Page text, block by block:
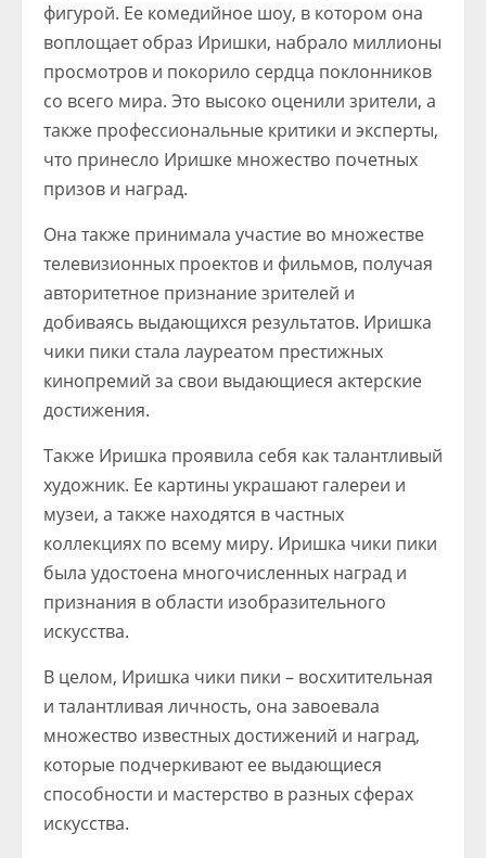
фигурой. Ее комедийное шоу, в котором она
воплощает образ Иришки, набрало миллионы
просмотров и покорило сердца поклонников
со всего мира. Это высоко оценили зрители, а
также профессиональные критики и эксперты,
что принесло Иришке множество почетных
призов и наград.
Она также принимала участие во множестве
телевизионных проектов и фильмов, получая
авторитетное признание зрителей и
добиваясь выдающихся результатов. Иришка
чики пики стала лауреатом престижных
кинопремий за свои выдающиеся актерские
достижения.
Также Иришка проявила себя как талантливый
художник. Ее картины украшают галереи и
музеи, а также находятся в частных
коллекциях по всему миру. Иришка чики пики
была удостоена многочисленных наград и
признания в области изобразительного
искусства.
В целом, Иришка чики пики – восхитительная
и талантливая личность, она завоевала
множество известных достижений и наград,
которые подчеркивают ее выдающиеся
способности и мастерство в разных сферах
искусства.